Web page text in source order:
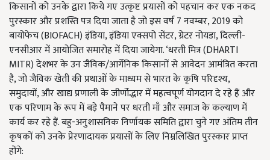
किसानों को उनके द्वारा किये गए उत्कृष्ट प्रयासों को पहचान कर एक नकद
पुरस्कार और प्रशस्ति पत्र दिया जाता है जो इस वर्ष 7 नवम्बर, 2019 को
बायोफेच (BIOFACH) इंडिया, इंडिया एक्सपो सेंटर, ग्रेटर नोयडा, दिल्ली-
एनसीआर में आयोजित समारोह में दिया जायेगा. ‘धरती मित्र (DHARTI
MITR) देशभर के उन जैविक/आर्गेनिक किसानों से आवेदन आमंत्रित करता
है, जो जैविक खेती की प्रथाओं के माध्यम से भारत के कृषि परिदृश्य,
समुदायों, और खाद्य प्रणाली के जीर्णोद्धार में महत्वपूर्ण योगदान दे रहे हैं और
एक परिणाम के रूप में बड़े पैमाने पर धरती माँ और समाज के कल्याण में
कार्य कर रहे हैं. बहु-अनुशासनिक निर्णायक समिति द्वारा चुने गए अंतिम तीन
कृषकों को उनके प्रेरणादायक प्रयासों के लिए निम्नलिखित पुरस्कार प्राप्त
होंगे: